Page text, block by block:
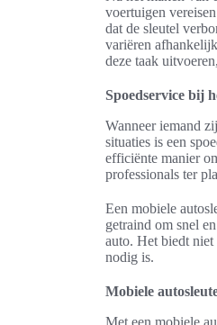
voertuigen
dat de sleutel
variëren
deze taak
Spoedservice bij
Wanneer iemand
situaties is een
efficiënte manier
professionals ter
Een mobiele
getraind om snel
auto. Het biedt niet
nodig is.
Mobiele
Met een mobiele